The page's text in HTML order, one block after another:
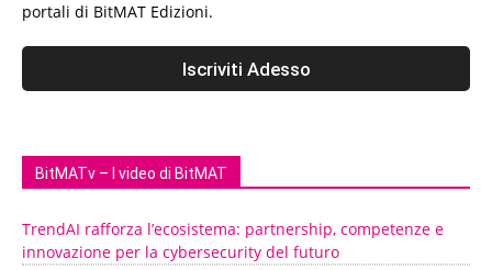
portali di BitMAT Edizioni.
BitMATv – I video di BitMAT
TrendAI rafforza l’ecosistema: partnership, competenze e
innovazione per la cybersecurity del futuro